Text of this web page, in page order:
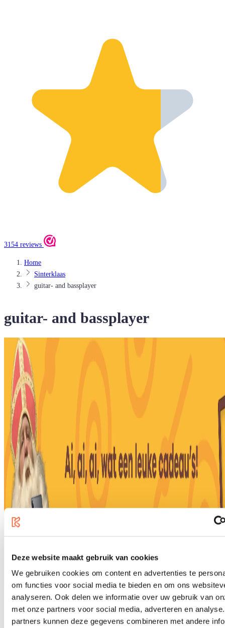
Deze website maakt gebruik van cookies
We gebruiken cookies om content en advertenties te
om functies voor social media te bieden en om ons
analyseren. Ook delen we informatie over uw gebruik van
met onze partners voor social media, adverteren en
partners kunnen deze gegevens combineren met andere
3154 reviews
Home
Sinterklaas
guitar- and bassplayer
guitar- and bassplayer
Hier vind je de leukste Sinterklaas cadeaus voor de (bas) gitarist!